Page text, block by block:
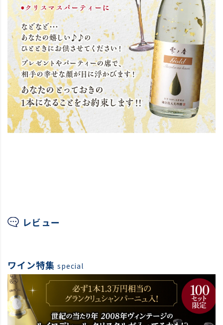
レビュー
ワイン特集 special